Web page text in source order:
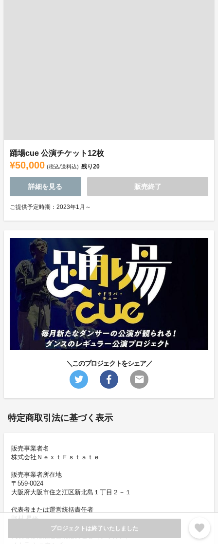
プロジェクトは終了いたしました favorite
踊場cue 公演チケット12枚
¥50,000 (税込/送料込) 残り20
詳細を見る 販売終了
ご提供予定時期：2023年1月～
＼このプロジェクトをシェア／
特定商取引法に基づく表示
販売事業者名
株式会社ＮｅｘｔＥｓｔａｔｅ
販売事業者所在地
〒559-0024
大阪府大阪市住之江区新北島１丁目２－１
代表者または運営統括責任者
野村 昇平